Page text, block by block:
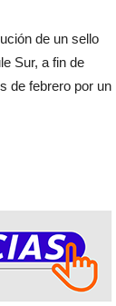
de un sello
Sur, a fin de
de febrero por un